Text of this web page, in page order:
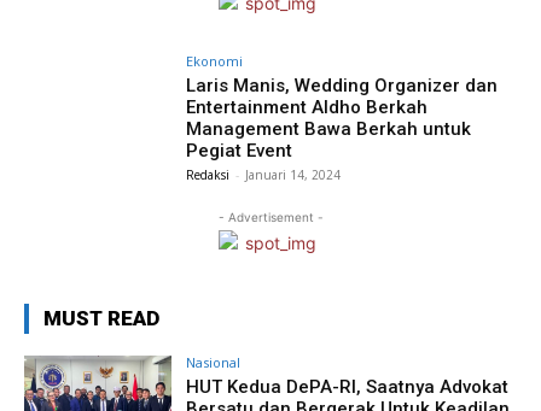
Ekonomi
Laris Manis, Wedding Organizer dan
Entertainment Aldho Berkah
Management Bawa Berkah untuk
Pegiat Event
Redaksi - Januari 14, 2024
- Advertisement -
MUST READ
Nasional
HUT Kedua DePA-RI, Saatnya Advokat